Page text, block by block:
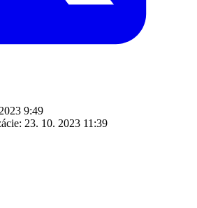
9:49
23. 10. 2023 11:39